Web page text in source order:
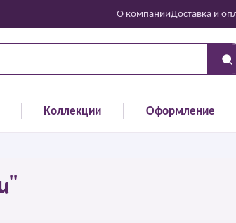
О компанииДоставка и
Коллекции Оформление